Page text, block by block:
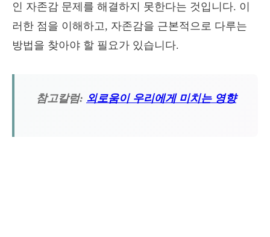
인 자존감 문제를 해결하지 못한다는 것입니다. 이
러한 점을 이해하고, 자존감을 근본적으로 다루는
방법을 찾아야 할 필요가 있습니다.
참고칼럼: 외로움이 우리에게 미치는 영향